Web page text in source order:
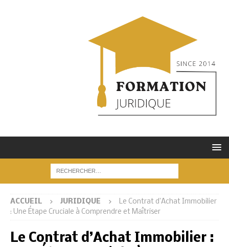
ACCUEIL JURIDIQUE
Le Contrat d’Achat Immobilier
: Une Étape Cruciale à Comprendre et Maîtriser
Le Contrat d’Achat Immobilier :